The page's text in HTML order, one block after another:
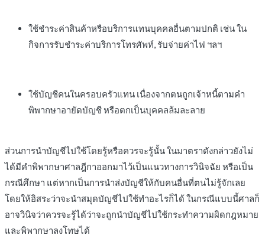
ใช้ชำระค่าสินค้าหรือบริการแทนบุคคลอื่นตามปกติ เช่น ใน
กิจการรับชำระค่าบริการโทรศัพท์, รับจ่ายค่าไฟ ฯลฯ
ใช้บัญชีคนในครอบครัวแทน เนื่องจากตนถูกเจ้าหนี้ตามคำ
พิพากษาอายัดบัญชี หรือตกเป็นบุคคลล้มละลาย
ส่วนการนำบัญชีไปใช้โดยรู้หรือควรจะรู้นั้น ในมาตราดังกล่าวยังไม่
ได้มีคำพิพากษาศาลฎีกาออกมาไว้เป็นแนวทางการวินิจฉัย หรือเป็น
กรณีศึกษา แต่หากเป็นการนำส่งบัญชีให้กับคนอื่นที่ตนไม่รู้จักเลย
โดยให้อิสระว่าจะนำสมุดบัญชีไปใช้ทำอะไรก็ได้ ในกรณีแบบนี้ศาลก็
อาจวินิจว่าควรจะรู้ได้ว่าจะถูกนำบัญชีไปใช้กระทำความผิดกฎหมาย
และพิพากษาลงโทษได้